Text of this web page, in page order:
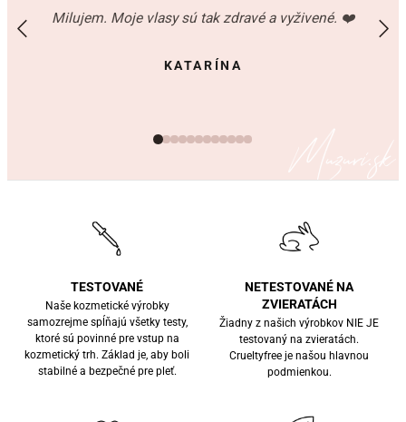
Milujem. Moje vlasy sú tak zdravé a vyživené. ❤️
KATARÍNA
Muzuri.sk
TESTOVANÉ
Naše kozmetické výrobky
samozrejme spĺňajú všetky testy,
ktoré sú povinné pre vstup na
kozmetický trh. Základ je, aby boli
stabilné a bezpečné pre pleť.
NETESTOVANÉ NA
ZVIERATÁCH
Žiadny z našich výrobkov NIE JE
testovaný na zvieratách.
Crueltyfree je našou hlavnou
podmienkou.